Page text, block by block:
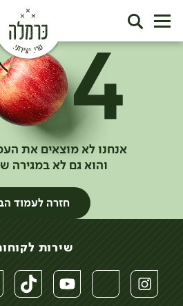
אנחנו לא מוצאים את
והוא גם לא במגירה
חזרה לעמוד
שירות